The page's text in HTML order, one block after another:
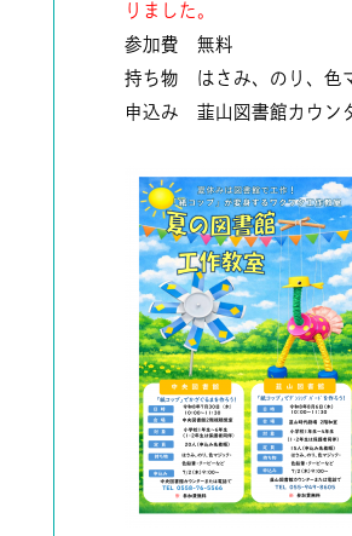
りました。
参加費 無料
持ち物 はさみ、のり、色
申込み 韮山図書館カウン